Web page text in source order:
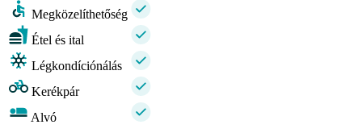
Megközelíthetőség
Étel és ital
Légkondíciónálás
Kerékpár
Alvó